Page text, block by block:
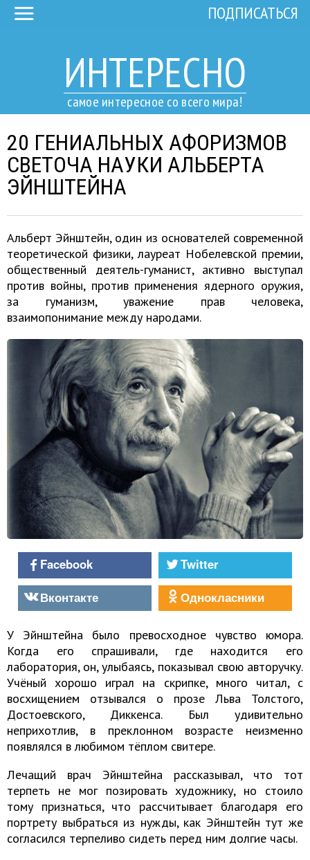
ИНТЕРЕСНО
самое интересное со всего мира!
ПОДПИСАТЬСЯ
20 ГЕНИАЛЬНЫХ АФОРИЗМОВ
СВЕТОЧА НАУКИ АЛЬБЕРТА
ЭЙНШТЕЙНА
Альберт Эйнштейн, один из основателей современной
теоретической физики, лауреат Нобелевской премии,
общественный деятель-гуманист, активно выступал
против войны, против применения ядерного оружия,
за гуманизм, уважение прав человека,
взаимопонимание между народами.
Facebook
Twitter
Вконтакте
Однокласники
У Эйнштейна было превосходное чувство юмора.
Когда его спрашивали, где находится его
лаборатория, он, улыбаясь, показывал свою авторучку.
Учёный хорошо играл на скрипке, много читал, с
восхищением отзывался о прозе Льва Толстого,
Достоевского, Диккенса. Был удивительно
неприхотлив, в преклонном возрасте неизменно
появлялся в любимом тёплом свитере.
Лечащий врач Эйнштейна рассказывал, что тот
терпеть не мог позировать художнику, но стоило
тому признаться, что рассчитывает благодаря его
портрету выбраться из нужды, как Эйнштейн тут же
согласился терпеливо сидеть перед ним долгие часы.